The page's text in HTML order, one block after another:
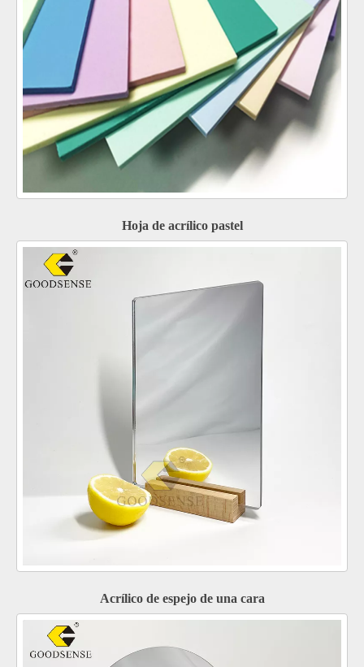
Hoja de acrílico pastel
Acrílico de espejo de una cara